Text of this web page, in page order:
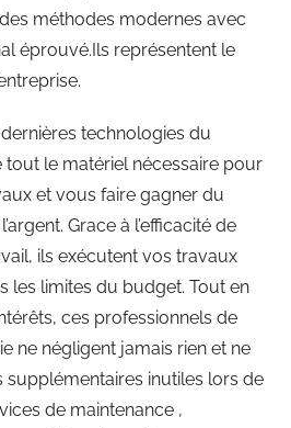
méthodes modernes avec
éprouvé.Ils représentent le
technologies du
tout le matériel nécessaire pour
et vous faire gagner du
Grace à l’efficacité de
ils exécutent vos travaux
les limites du budget. Tout en
ces professionnels de
ne négligent jamais rien et ne
inutiles lors de
de maintenance ,